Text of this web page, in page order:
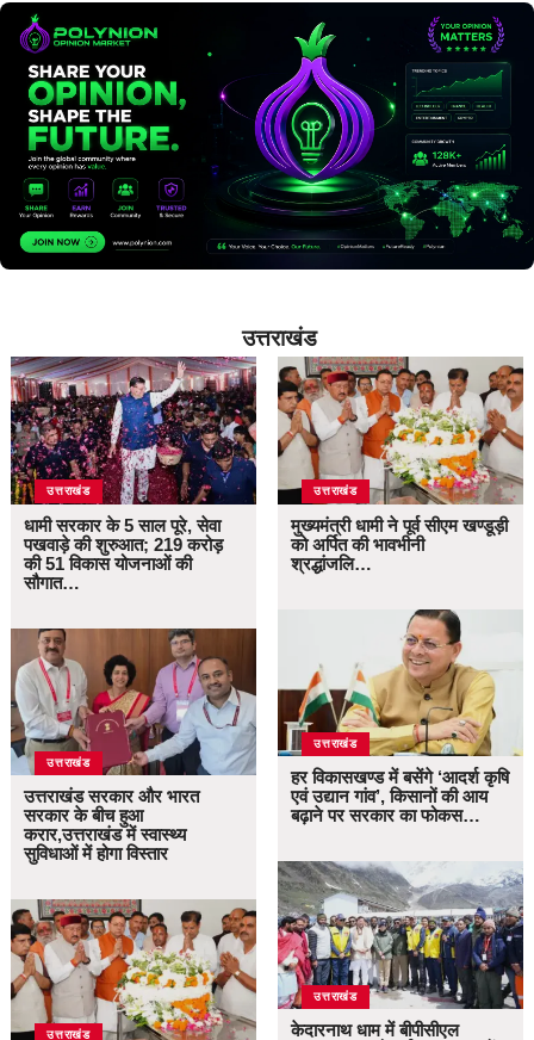
उत्तराखंड
उत्तराखंड
धामी सरकार के 5 साल पूरे, सेवा
पखवाड़े की शुरुआत; 219 करोड़
की 51 विकास योजनाओं की
सौगात…
उत्तराखंड
उत्तराखंड सरकार और भारत
सरकार के बीच हुआ
करार,उत्तराखंड में स्वास्थ्य
सुविधाओं में होगा विस्तार
उत्तराखंड
उत्तराखंड
मुख्यमंत्री धामी ने पूर्व सीएम खण्डूड़ी
को अर्पित की भावभीनी
श्रद्धांजलि…
उत्तराखंड
हर विकासखण्ड में बसेंगे ‘आदर्श कृषि
एवं उद्यान गांव’, किसानों की आय
बढ़ाने पर सरकार का फोकस…
उत्तराखंड
केदारनाथ धाम में बीपीसीएल